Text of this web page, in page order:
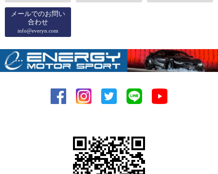
メールでのお問い
合わせ
info@everyn.com